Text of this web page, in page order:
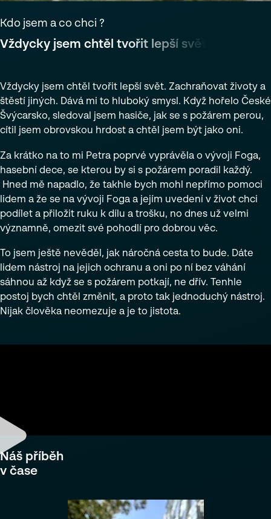
Kdo jsem a co chci ?
Vždyc ky jsem c htě tvořit epší svě
Vždycky jsem chtěl tvořit lepší svět. Zachraňovat životy a
štěstí jiných. Dává mi to hluboký smysl. Když hořelo České
Švýcarsko, sledoval jsem hasiče, jak se s požárem perou,
cítil jsem obrovskou hrdost a chtěl jsem být jako oni.
Za krátko na to mi Petra poprvé vyprávěla o vývoji Foga,
hasební dece, se kterou by si s požárem poradil každý.
Hned mě napadlo, že takhle bych mohl nepřímo pomoci
lidem a že se na vývoji Foga a jejím uvedení v život chci
podílet a přiložit ruku k dílu a trošku, no dnes už velmi
významně, omezit své pohodlí pro dobrou věc.
To jsem ještě nevěděl, jak náročná cesta to bude. Dáte
lidem nástroj na jejich ochranu a oni po ní bez váhání
sáhnou až když se s požárem potkají, ne dřív. Tenhle
postoj bych chtěl změnit, a proto tak jednoduchý nástroj.
Nijak člověka neomezuje a je to jistota.
Náš příběh
v čase